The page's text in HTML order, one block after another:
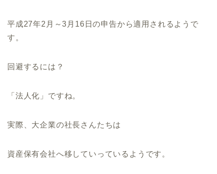
平成27年2月～3月16日の申告から適用されるようで
す。
回避するには？
「法人化」ですね。
実際、大企業の社長さんたちは
資産保有会社へ移していっているようです。